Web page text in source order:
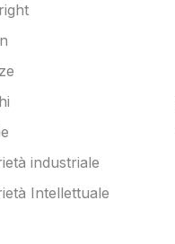
industriale
Intellettuale